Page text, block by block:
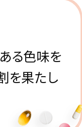
る色味を
を果たし